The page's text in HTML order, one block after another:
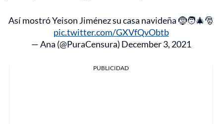
Así mostró Yeison Jiménez su casa navideña 🤶🧑‍🎄🎅
pic.twitter.com/GXVfQvObtb
— Ana (@PuraCensura) December 3, 2021
PUBLICIDAD